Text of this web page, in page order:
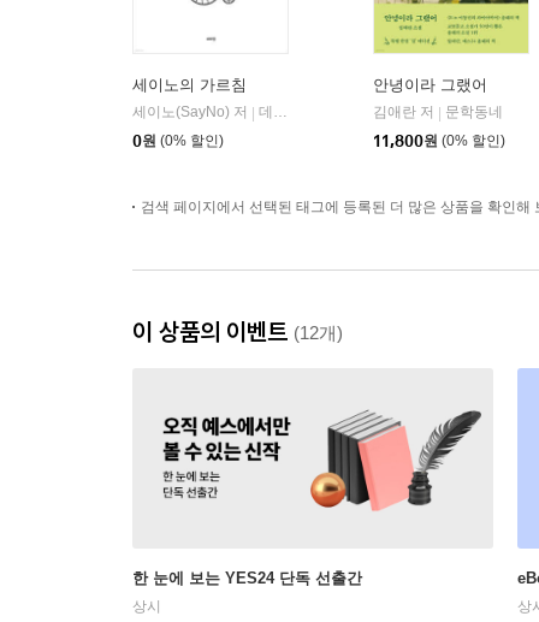
세이노의 가르침
세이노(SayNo) 저
데이원
0원 (0% 할인)
안녕이라 그랬어
김애란 저
문학동네
11,800원 (0% 할인)
검색 페이지에서 선택된 태그에 등록된 더 많은 상품을 확인해
이 상품의 이벤트 (12개)
한 눈에 보는 YES24 단독 선출간
상시 상